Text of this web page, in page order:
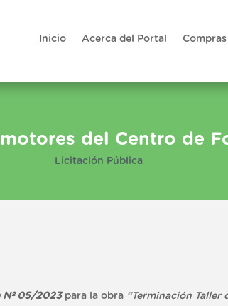
Inicio Acerca del Portal Compras
del Centro de
Licitación Pública
Nº 05/2023para la obra “Terminación